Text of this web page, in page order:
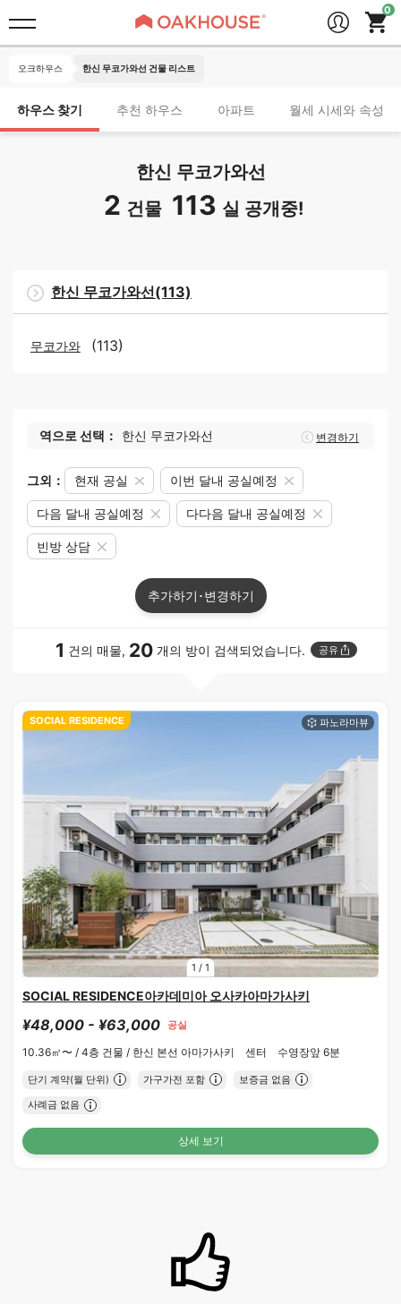
오크하우스 한신 무코가와선 건물 리스트
하우스 찾기 추천 하우스 아파트 월세 시세와 속성
한신 무코가와선
2 건물 113 실 공개중!
한신 무코가와선(113)
무코가와 (113)
역으로 선택： 한신 무코가와선 변경하기
그외： 현재 공실 이번 달내 공실예정
다음 달내 공실예정 다다음 달내 공실예정
빈방 상담
추가하기･변경하기
1 건의 매물, 20 개의 방이 검색되었습니다. 공유
1 / 1
SOCIAL RESIDENCE
SOCIAL RESIDENCE아카데미아 오사카아마가사키
¥48,000 - ¥63,000 공실
10.36㎡〜 / 4층 건물 / 한신 본선 아마가사키 센터 수영장앞 6분
단기 계약(월 단위) 가구가전 포함 보증금 없음
사례금 없음
상세 보기